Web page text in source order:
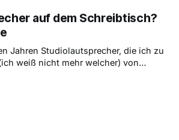
Tags und Produktbildern achte.
auf dem Schreibtisch?
Jahren Studiolautsprecher, die ich zu
weiß nicht mehr welcher) von
da sie damals in meinem Zimmer